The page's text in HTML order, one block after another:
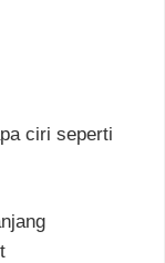
ciri seperti